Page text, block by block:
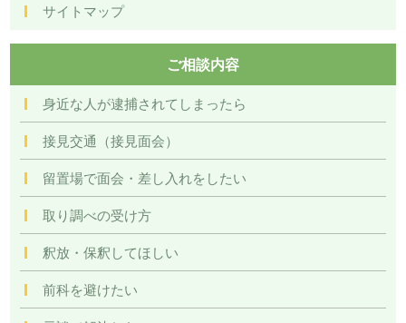
サイトマップ
ご相談内容
身近な人が逮捕されてしまったら
接見交通（接見面会）
留置場で面会・差し入れをしたい
取り調べの受け方
釈放・保釈してほしい
前科を避けたい